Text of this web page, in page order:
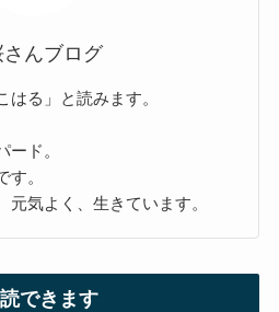
さんブログ
はる」と読みます。
ード。
。
気よく、生きています。
できます